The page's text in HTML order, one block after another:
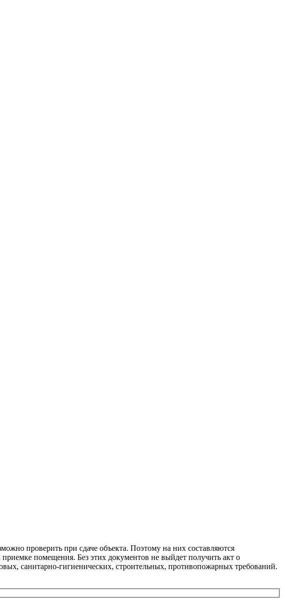
проверить при сдаче объекта. Поэтому на них составляются
помещения. Без этих документов не выйдет получить акт о
санитарно-гигиенических, строительных, противопожарных требований.